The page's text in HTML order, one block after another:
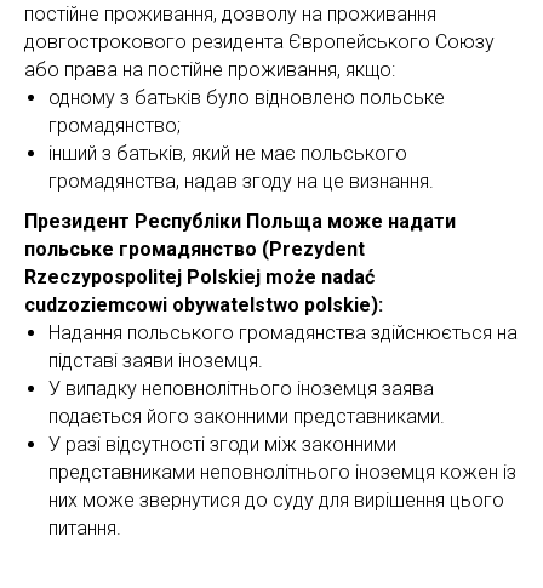
постійне проживання, дозволу на проживання
довгострокового резидента Європейського Союзу
або права на постійне проживання, якщо:
одному з батьків було відновлено польське
громадянство;
інший з батьків, який не має польського
громадянства, надав згоду на це визнання.
Президент Республіки Польща може надати
польське громадянство (Prezydent
Rzeczypospolitej Polskiej może nadać
cudzoziemcowi obywatelstwo polskie):
Надання польського громадянства здійснюється на
підставі заяви іноземця.
У випадку неповнолітнього іноземця заява
подається його законними представниками.
У разі відсутності згоди між законними
представниками неповнолітнього іноземця кожен із
них може звернутися до суду для вирішення цього
питання.